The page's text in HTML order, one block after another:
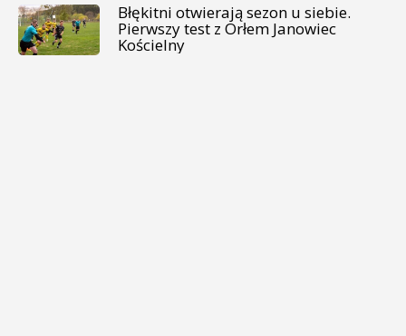
Błękitni otwierają sezon u siebie.
Pierwszy test z Orłem Janowiec
Kościelny